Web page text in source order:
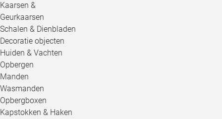
Kaarsen &
Geurkaarsen
Schalen & Dienbladen
Decoratie objecten
Huiden & Vachten
Opbergen
Manden
Wasmanden
Opbergboxen
Kapstokken & Haken